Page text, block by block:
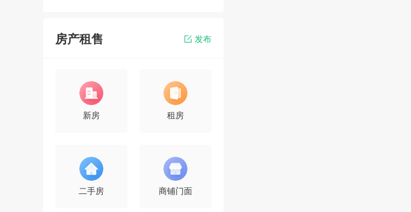
房产租售 发布
新房 租房
二手房 商铺门面